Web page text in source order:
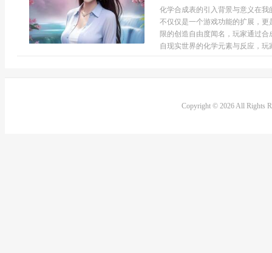
化学合成表的引入背景与意义在
不仅仅是一个游戏功能的扩展，
限的创造自由度闻名，玩家通过
自现实世界的化学元素与反应，玩
Copyright © 2026 All Rights